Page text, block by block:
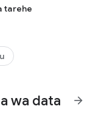
tarehe
wa data arrow_forward